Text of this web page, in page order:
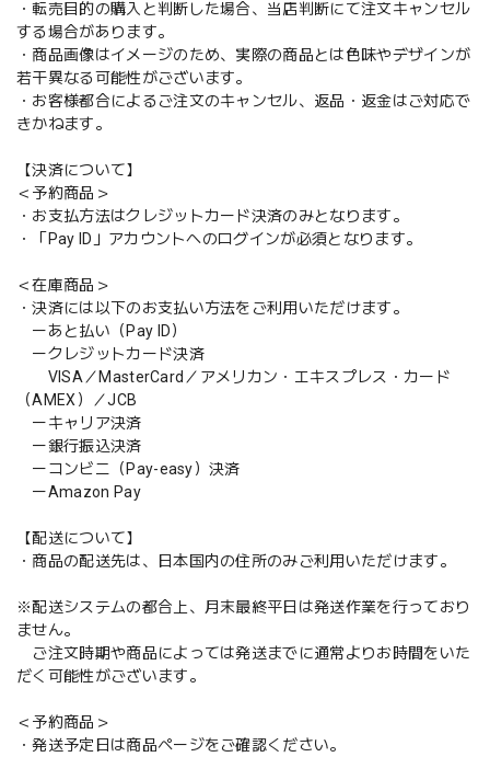
・転売目的の購入と判断した場合、当店判断にて注文キャンセル
する場合があります。
・商品画像はイメージのため、実際の商品とは色味やデザインが
若干異なる可能性がございます。
・お客様都合によるご注文のキャンセル、返品・返金はご対応で
きかねます。
【決済について】
＜予約商品＞
・お支払方法はクレジットカード決済のみとなります。
・「Pay ID」アカウントへのログインが必須となります。
＜在庫商品＞
・決済には以下のお支払い方法をご利用いただけます。
ーあと払い（Pay ID）
ークレジットカード決済
VISA／MasterCard／アメリカン・エキスプレス・カード
（AMEX）／JCB
ーキャリア決済
ー銀行振込決済
ーコンビニ（Pay-easy）決済
ーAmazon Pay
【配送について】
・商品の配送先は、日本国内の住所のみご利用いただけます。
※配送システムの都合上、月末最終平日は発送作業を行っており
ません。
ご注文時期や商品によっては発送までに通常よりお時間をいた
だく可能性がございます。
＜予約商品＞
・発送予定日は商品ページをご確認ください。